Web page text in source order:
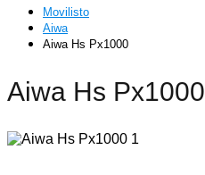
Movilisto
Aiwa
Aiwa Hs Px1000
Aiwa Hs Px1000